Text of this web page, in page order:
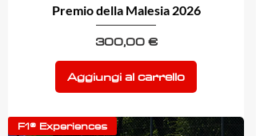
Premio della Malesia 2026
Prezzo
300,00 €
Aggiungi al carrello
F1® Experiences